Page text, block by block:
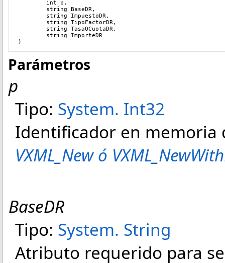
int p ,
        string BaseDR,
	string ImpuestoDR,
	string TipoFactorDR,
	string TasaOCuotaDR,
	string ImporteDR
)
Parámetros
p
Tipo: System. Int32
Identificador en
VXML_New ó
BaseDR
Tipo: System. String
Atributo requerido para